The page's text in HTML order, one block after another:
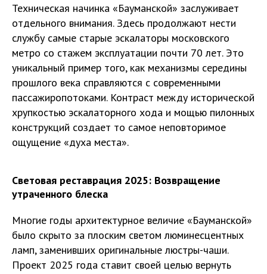
Техническая начинка «Бауманской» заслуживает
отдельного внимания. Здесь продолжают нести
службу самые старые эскалаторы московского
метро со стажем эксплуатации почти 70 лет. Это
уникальный пример того, как механизмы середины
прошлого века справляются с современными
пассажиропотоками. Контраст между исторической
хрупкостью эскалаторного хода и мощью пилонных
конструкций создает то самое неповторимое
ощущение «духа места».
Световая реставрация 2025: Возвращение
утраченного блеска
Многие годы архитектурное величие «Бауманской»
было скрыто за плоским светом люминесцентных
ламп, заменивших оригинальные люстры-чаши.
Проект 2025 года ставит своей целью вернуть